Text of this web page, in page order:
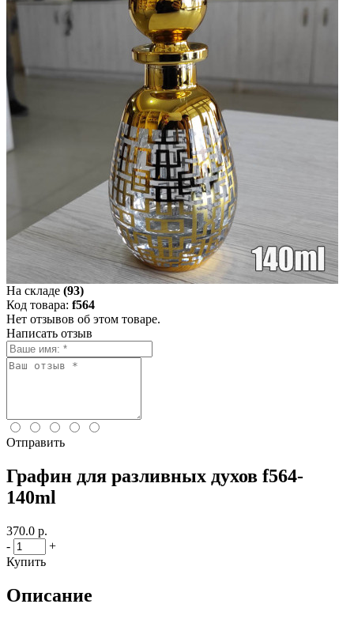
На складе (93)
Код товара: f564
Нет отзывов об этом товаре.
Написать отзыв
Отправить
Графин для разливных духов f564-
140ml
370.0 р.
-
+
Купить
Описание